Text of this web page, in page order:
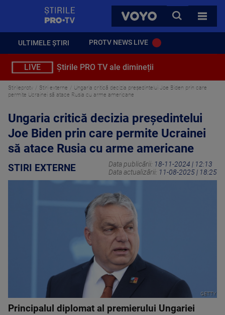
VOYO
CAUTA
TOATE
ULTIMELE ȘTIRI PROTV NEWS LIVE
LIVE Știrile PRO TV ale dimineții
Stirileprotv Stiri externe
Ungaria critică decizia președintelui Joe Biden prin care
permite Ucrainei să atace Rusia cu arme americane
Ungaria critică decizia președintelui
Joe Biden prin care permite Ucrainei
să atace Rusia cu arme americane
STIRI EXTERNE Data publicării: 18-11-2024 | 12:13
Data actualizării: 11-08-2025 | 18:25
GETTY
Principalul diplomat al premierului Ungariei